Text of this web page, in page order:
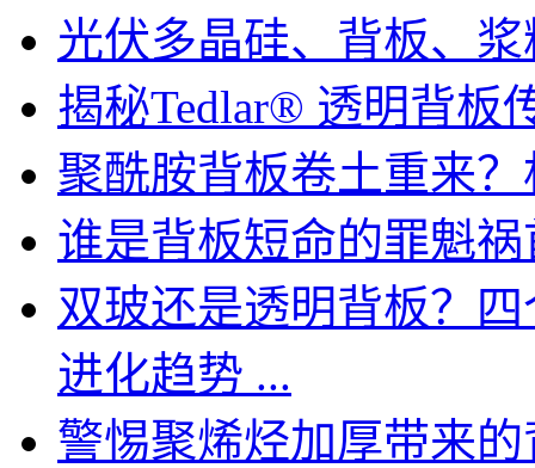
光伏多晶硅、背板、
揭秘Tedlar® 透明背板
聚酰胺背板卷土重来？
谁是背板短命的罪魁祸
双玻还是透明背板？
进化趋势 ...
警惕聚烯烃加厚带来